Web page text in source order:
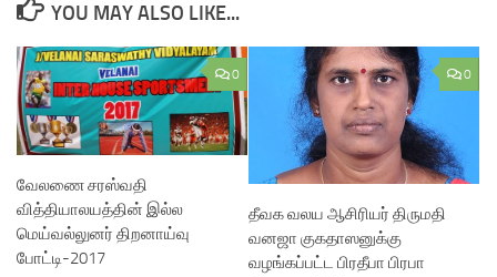
YOU MAY ALSO LIKE...
0
வேலணை சரஸ்வதி
வித்தியாலயத்தின் இல்ல
மெய்வல்லுனர் திறனாய்வு
போட்டி-2017
0
தீவக வலய ஆசிரியர் திருமதி
வனஜா குகதாஸனுக்கு
வழங்கப்பட்ட பிரதீபா பிரபா